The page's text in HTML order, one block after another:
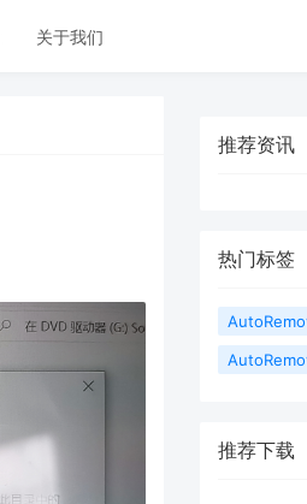
关于我们
推荐资讯
热门标签
推荐下载